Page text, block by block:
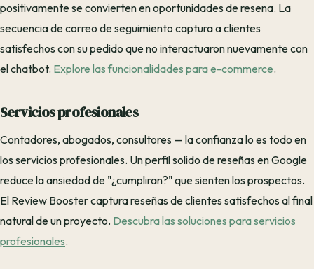
positivamente se convierten en oportunidades de resena. La
secuencia de correo de seguimiento captura a clientes
satisfechos con su pedido que no interactuaron nuevamente con
el chatbot. Explore las funcionalidades para e-commerce.
Servicios profesionales
Contadores, abogados, consultores — la confianza lo es todo en
los servicios profesionales. Un perfil solido de reseñas en Google
reduce la ansiedad de "¿cumpliran?" que sienten los prospectos.
El Review Booster captura reseñas de clientes satisfechos al final
natural de un proyecto. Descubra las soluciones para servicios
profesionales.